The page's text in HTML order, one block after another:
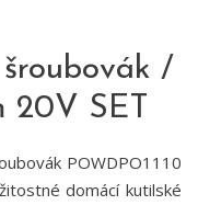
šroubovák /
20V SET
POWDPO1110
domácí kutilské